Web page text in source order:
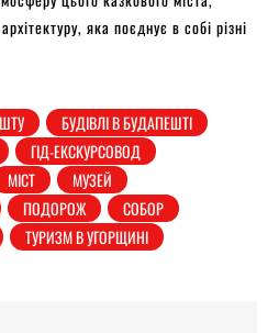
яка поєднує в собі різні
БУДІВЛІ В БУДАПЕШТІ
ГІД-ЕКСКУРСОВОД
МІСТ
МУЗЕЙ
ПОДОРОЖ
СОБОР
ТУРИЗМ В УГОРЩИНІ